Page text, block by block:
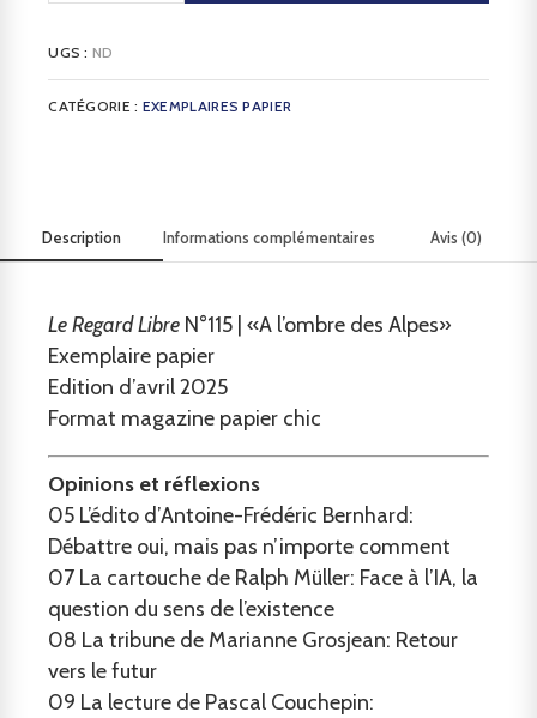
UGS :ND
CATÉGORIE : EXEMPLAIRES PAPIER
Description Informations complémentaires Avis (0)
Le Regard Libre N°115 | «A l’ombre des Alpes»
Exemplaire papier
Edition d’avril 2025
Format magazine papier chic
Opinions et réflexions
05 L’édito d’Antoine-Frédéric Bernhard:
Débattre oui, mais pas n’importe comment
07 La cartouche de Ralph Müller: Face à l’IA, la
question du sens de l’existence
08 La tribune de Marianne Grosjean: Retour
vers le futur
09 La lecture de Pascal Couchepin: